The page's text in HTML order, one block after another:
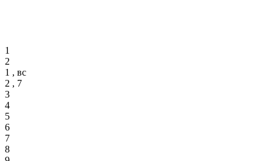
1
2
1 , вс
2 , 7
3
4
5
6
7
8